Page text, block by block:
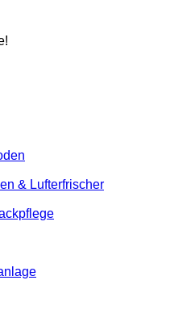
& Lufterfrischer